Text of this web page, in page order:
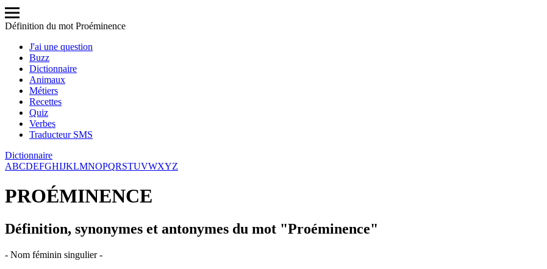
Définition du mot Proéminence
J'ai une question
Buzz
Dictionnaire
Animaux
Métiers
Recettes
Quiz
Verbes
Traducteur SMS
Dictionnaire
ABCDEFGHIJKLMNOPQRSTUVWXYZ
PROÉMINENCE
Définition, synonymes et antonymes du mot "Proéminence"
- Nom féminin singulier -